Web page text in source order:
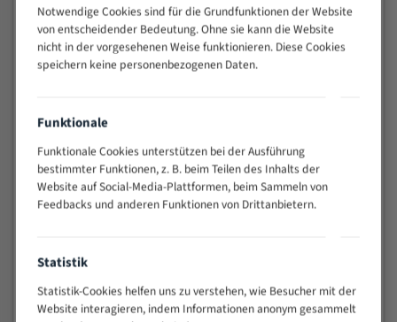
80 - 180
3/4
130 -
350
2/3
150 -
600
> 500
0,75/1,25
Vorteile:
Vielseitiges Bandsägeblatt für verschiedenste
Widerstandsfähig gegen Zahnbruch auch bei
wechselnde Verbindungslängen)
Sehr geringe Vibration
Notwendige Cookies sind für die Grundfunktionen der Website
von entscheidender Bedeutung. Ohne sie kann die Website
nicht in der vorgesehenen Weise funktionieren. Diese Cookies
speichern keine personenbezogenen Daten.
Funktionale
Funktionale Cookies unterstützen bei der Ausführung
bestimmter Funktionen, z. B. beim Teilen des Inhalts der
Website auf Social-Media-Plattformen, beim Sammeln von
Feedbacks und anderen Funktionen von Drittanbietern.
Statistik
Statistik-Cookies helfen uns zu verstehen, wie Besucher mit der
Website interagieren, indem Informationen anonym gesammelt